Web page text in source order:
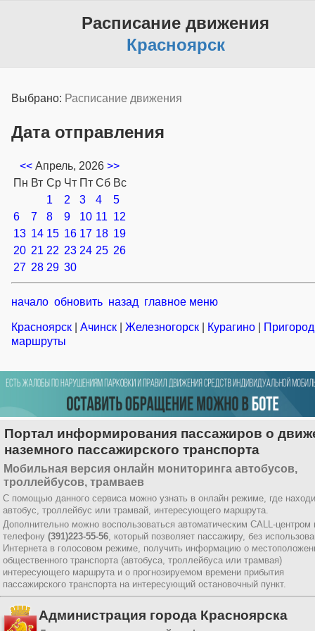
Расписание движения
Красноярск
Выбрано: Расписание движения
Дата отправления
<<Апрель, 2026>>
Пн Вт Ср Чт Пт Сб Вс
1
2 3 4
5
6
7 8 9 10 11 12
13 14 15 16 17 18 19
20 21 22 23 24 25 26
27 28 29 30
начало обновить назад главное меню
Красноярск Ачинск Железногорск Курагино
маршруты
Портал информирования пассажиров о
наземного пассажирского транспорта
Мобильная версия онлайн мониторинга автобусов,
троллейбусов, трамваев
С помощью данного сервиса можно узнать в онлайн режиме, где
автобус, троллейбус или трамвай, интересующего маршрута.
Дополнительно можно воспользоваться автоматическим CALL-центром
телефону (391)223-55-56, который позволяет пассажиру, без
Интернета в голосовом режиме, получить информацию о
общественного транспорта (автобуса, троллейбуса или трамвая)
интересующего маршрута и о прогнозируемом времени прибытия
пассажирского транспорта на интересующий остановочный пункт.
Администрация города Красноярска